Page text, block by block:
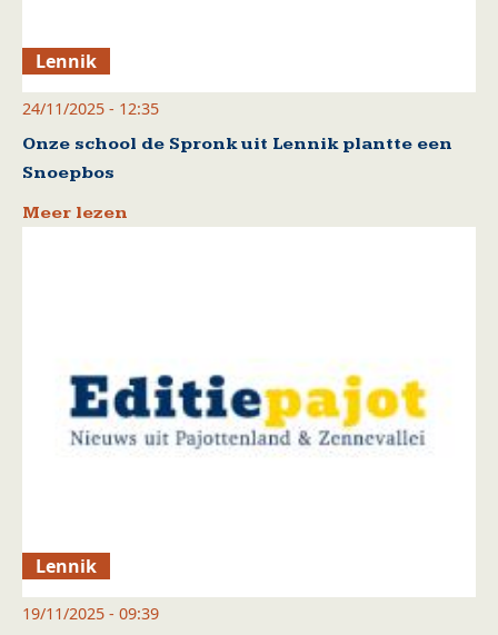
Lennik
24/11/2025 - 12:35
Onze school de Spronk uit Lennik plantte een
Snoepbos
Meer lezen
Lennik
19/11/2025 - 09:39